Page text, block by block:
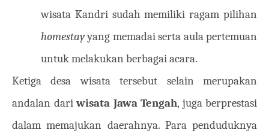
wisata Kandri sudah memiliki ragam pilihan
homestayyang memadai serta aula pertemuan
untuk melakukan berbagai acara.
Ketiga desa wisata tersebut selain merupakan
andalan dariwisata Jawa Tengah, juga berprestasi
dalam memajukan daerahnya. Para penduduknya